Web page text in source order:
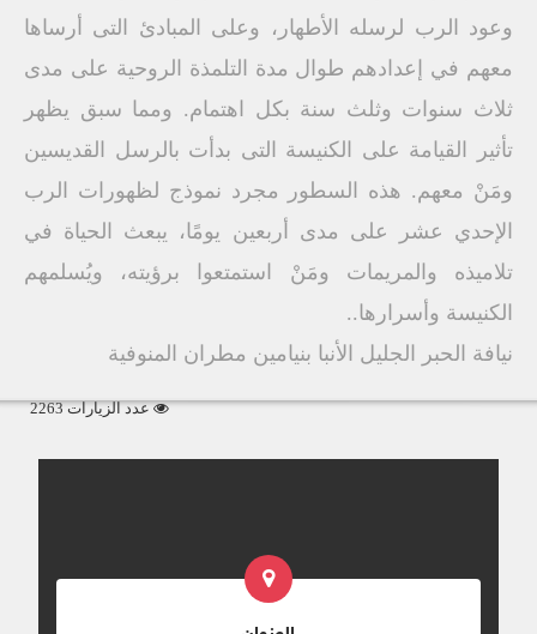
وعود الرب لرسله الأطهار، وعلى المبادئ التى أرساها
معهم في إعدادهم طوال مدة التلمذة الروحية على مدى
ثلاث سنوات وثلث سنة بكل اهتمام. ومما سبق يظهر
تأثير القيامة على الكنيسة التى بدأت بالرسل القديسين
ومَنْ معهم. هذه السطور مجرد نموذج لظهورات الرب
الإحدي عشر على مدى أربعين يومًا، يبعث الحياة في
تلاميذه والمريمات ومَنْ استمتعوا برؤيته، ويُسلمهم
الكنيسة وأسرارها..
نيافة الحبر الجليل الأنبا بنيامين مطران المنوفية
عدد الزيارات 2263